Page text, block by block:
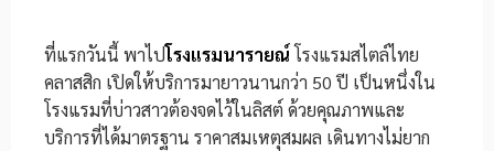
ที่แรกวันนี้ พาไปโรงแรมนารายณ์ โรงแรมสไตล์ไทย
คลาสสิก เปิดให้บริการมายาวนานกว่า 50 ปี เป็นหนึ่งใน
โรงแรมที่บ่าวสาวต้องจดไว้ในลิสต์ ด้วยคุณภาพและ
บริการที่ได้มาตรฐาน ราคาสมเหตุสมผล เดินทางไม่ยาก